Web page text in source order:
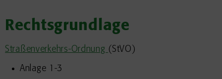
Rechtsgrundlage
Straßenverkehrs-Ordnung (StVO)
Anlage 1-3